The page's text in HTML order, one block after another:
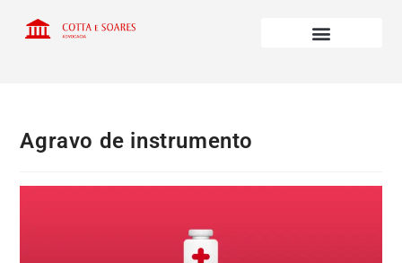
Agravo de instrumento